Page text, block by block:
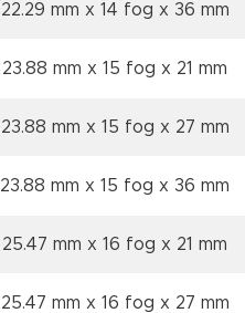
22.29 mm x 14 fog x 36 mm
23.88 mm x 15 fog x 21 mm
23.88 mm x 15 fog x 27 mm
23.88 mm x 15 fog x 36 mm
25.47 mm x 16 fog x 21 mm
25.47 mm x 16 fog x 27 mm